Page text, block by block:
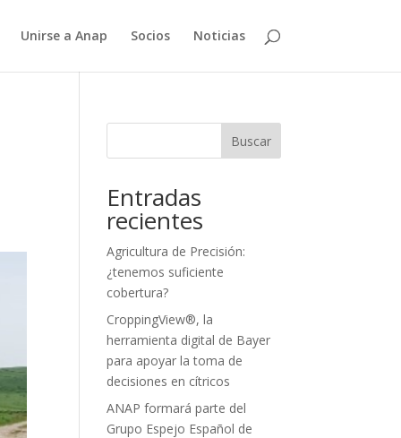
Unirse a Anap Socios Noticias
Buscar
Entradas
recientes
Agricultura de Precisión:
¿tenemos suficiente
cobertura?
CroppingView®, la
herramienta digital de Bayer
para apoyar la toma de
decisiones en cítricos
ANAP formará parte del
Grupo Espejo Español de